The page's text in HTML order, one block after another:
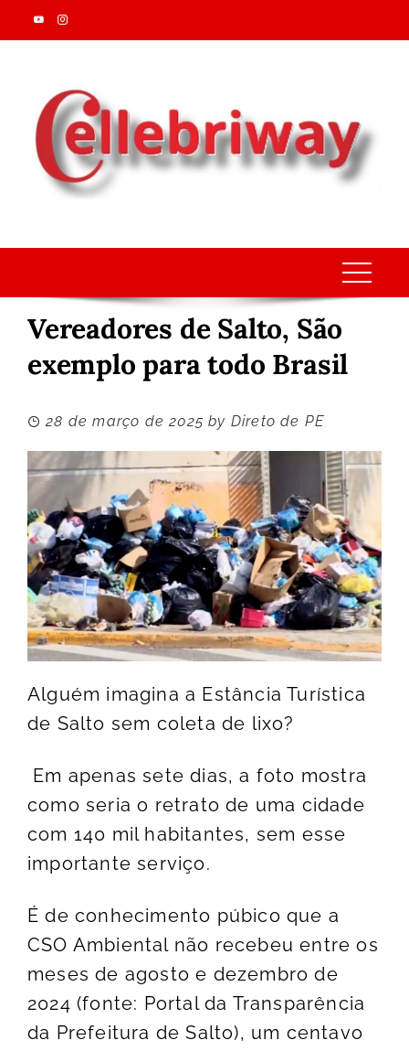
Skip
to
Vereadores de Salto, São
exemplo para todo Brasil
28 de março de 2025 by Direto de PE
Alguém imagina a Estância Turística
de Salto sem coleta de lixo?
Em apenas sete dias, a foto mostra
como seria o retrato de uma cidade
com 140 mil habitantes, sem esse
importante serviço.
É de conhecimento púbico que a
CSO Ambiental não recebeu entre os
meses de agosto e dezembro de
2024 (fonte: Portal da Transparência
da Prefeitura de Salto), um centavo